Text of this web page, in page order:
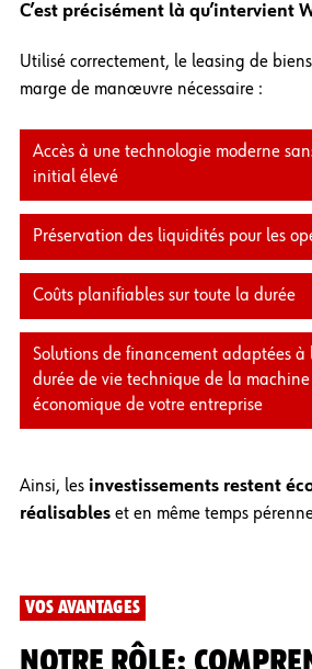
C’est précisément là qu’intervient
Utilisé correctement, le leasing de
marge de manœuvre nécessaire :
Accès à une technologie moderne
initial élevé
Préservation des liquidités pour les
Coûts planifiables sur toute la durée
Solutions de financement adaptées à
durée de vie technique de la
économique de votre entreprise
Ainsi, les investissements restent
réalisableset en même temps
VOS AVANTAGES